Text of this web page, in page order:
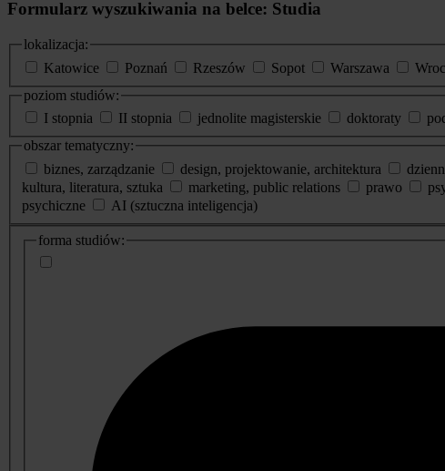
Formularz wyszukiwania na belce: Studia
lokalizacja:
Katowice
Poznań Rzeszów Sopot Warszawa
poziom studiów:
I stopnia
II stopnia jednolite magisterskie doktoraty
obszar tematyczny:
biznes, zarządzanie
design, projektowanie, architektura
kultura, literatura, sztuka
marketing, public relations prawo
psychiczne
AI (sztuczna inteligencja)
dodatkowe
informacje
forma studiów: